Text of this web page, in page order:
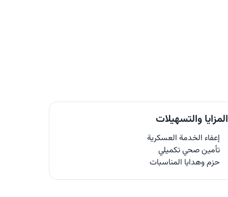
المزايا والتسهيلات
إعفاء الخدمة العسكرية
تأمين صحي تكميلي
حزم وهدايا المناسبات